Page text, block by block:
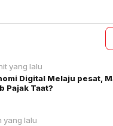
yang lalu
Digital Melaju pesat,
Pajak Taat?
yang lalu